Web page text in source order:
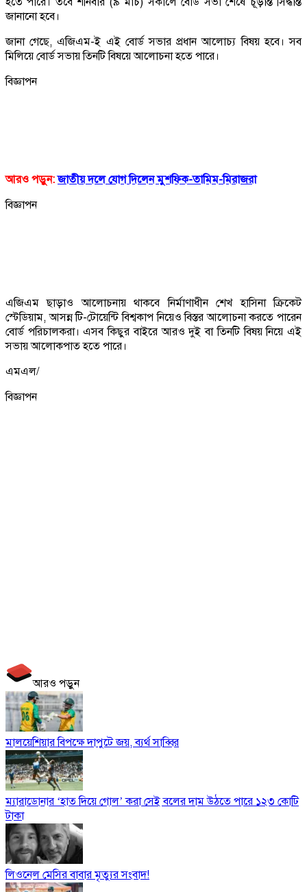
জানানো হবে।
জানা গেছে, এজিএম-ই এই বোর্ড সভার প্রধান আলোচ্য বিষয় হবে। সব
মিলিয়ে বোর্ড সভায় তিনটি বিষয়ে আলোচনা হতে পারে।
বিজ্ঞাপন
আরও পড়ুন: জাতীয় দলে যোগ দিলেন মুশফিক-তামিম-মিরাজরা
বিজ্ঞাপন
এজিএম ছাড়াও আলোচনায় থাকবে নির্মাণাধীন শেখ হাসিনা ক্রিকেট
স্টেডিয়াম, আসন্ন টি-টোয়েন্টি বিশ্বকাপ নিয়েও বিস্তর আলোচনা করতে পারেন
বোর্ড পরিচালকরা। এসব কিছুর বাইরে আরও দুই বা তিনটি বিষয় নিয়ে এই
সভায় আলোকপাত হতে পারে।
এমএল/
বিজ্ঞাপন
আরও পড়ুন
মালয়েশিয়ার বিপক্ষে দাপুটে জয়, ব্যর্থ সাব্বির
ম্যারাডোনার ‘হাত দিয়ে গোল’ করা সেই বলের দাম উঠতে পারে ১২৩ কোটি
টাকা
লিওনেল মেসির বাবার মৃত্যুর সংবাদ!